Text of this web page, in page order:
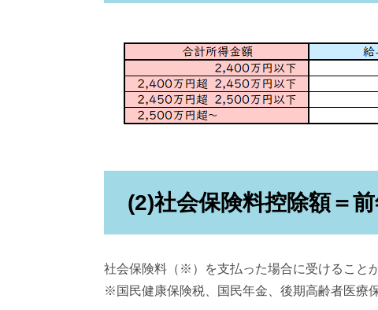
(2)社会保険料控除額＝
社会保険料（※）を支払った場合に受けること
※国民健康保険税、国民年金、後期高齢者医療